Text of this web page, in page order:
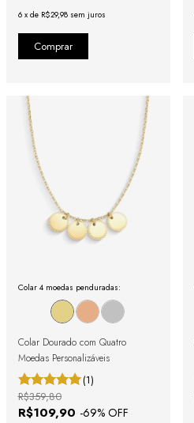
6 x de R$29,98 sem juros
Colar 4 moedas penduradas:
Colar Dourado com Quatro
Moedas Personalizáveis
(1)
R$109,90 -69% OFF
R$359,80